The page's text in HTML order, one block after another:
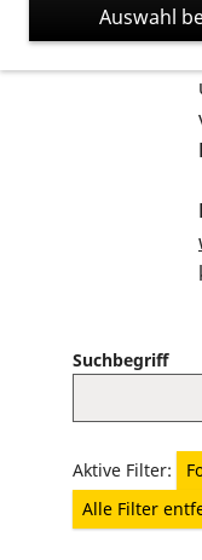
Suchbegriff
Aktive Filter:
Alle Filter
Auswahl